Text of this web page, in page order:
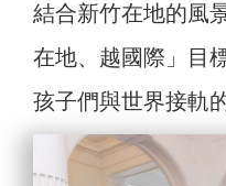
結合新竹在地的風
在地、越國際」目
孩子們與世界接軌